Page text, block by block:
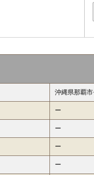
沖縄県那覇市
ー
ー
ー
ー